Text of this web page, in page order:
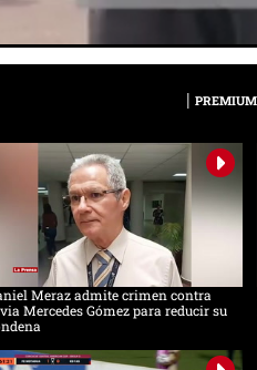
PREMIUM
Meraz admite crimen contra
Mercedes Gómez para reducir su